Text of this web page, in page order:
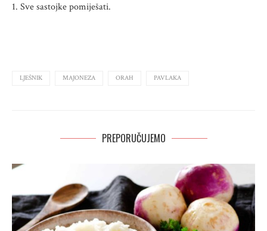
1. Sve sastojke pomiješati.
LJEŠNIK MAJONEZA ORAH PAVLAKA
PREPORUČUJEMO